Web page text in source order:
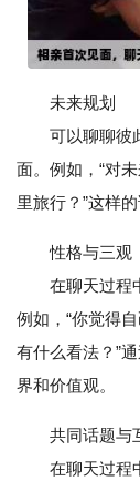
未来规划
可以聊聊彼此
面。例如，“对
里旅行？”这样
性格与三观
在聊天过程中
例如，“你觉得
有什么看法？”
界和价值观。
共同话题与
在聊天过程中